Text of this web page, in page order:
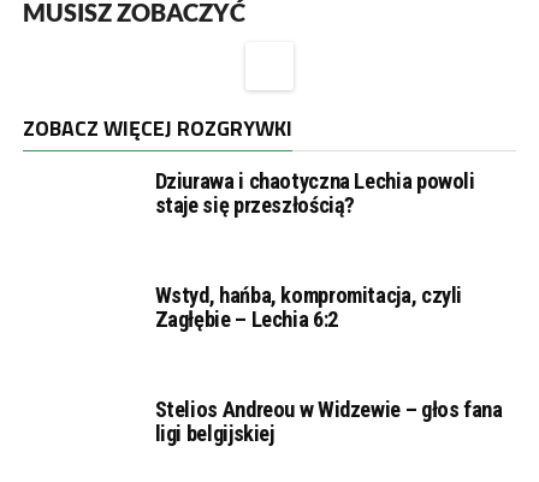
MUSISZ ZOBACZYĆ
ZOBACZ WIĘCEJ ROZGRYWKI
Dziurawa i chaotyczna Lechia powoli
staje się przeszłością?
Wstyd, hańba, kompromitacja, czyli
Zagłębie – Lechia 6:2
Stelios Andreou w Widzewie – głos fana
ligi belgijskiej